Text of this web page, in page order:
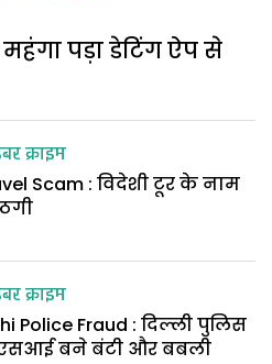
पड़ा डेटिंग ऐप से
क्राइम
Scam : विदेशी टूर के नाम
क्राइम
Police Fraud : दिल्ली पुलिस
बने बंटी और बबली